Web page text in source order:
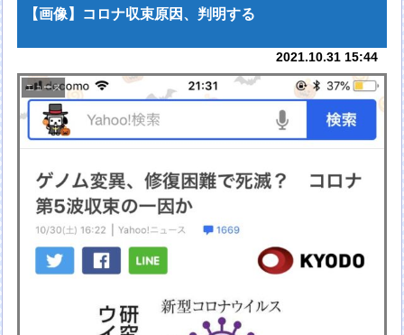
【画像】コロナ収束原因、判明する
2021.10.31 15:44
ニュース